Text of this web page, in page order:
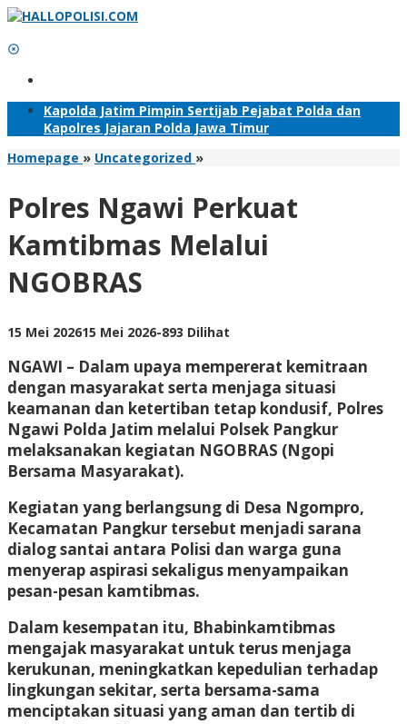
Lewati
konten
Kapolda Jatim Pimpin Sertijab Pejabat Polda dan
Kapolres Jajaran Polda Jawa Timur
Homepage » Uncategorized »Polres
Kamtibmas
NGOBRAS
Polres Ngawi Perkuat
Kamtibmas Melalui
NGOBRAS
15 Mei 202615 Mei 2026oleh
-893 Dilihat
NGAWI – Dalam upaya mempererat kemitraan
dengan masyarakat serta menjaga situasi
keamanan dan ketertiban tetap kondusif, Polres
Ngawi Polda Jatim melalui Polsek Pangkur
melaksanakan kegiatan NGOBRAS (Ngopi
Bersama Masyarakat).
Kegiatan yang berlangsung di Desa Ngompro,
Kecamatan Pangkur tersebut menjadi sarana
dialog santai antara Polisi dan warga guna
menyerap aspirasi sekaligus menyampaikan
pesan-pesan kamtibmas.
Dalam kesempatan itu, Bhabinkamtibmas
mengajak masyarakat untuk terus menjaga
kerukunan, meningkatkan kepedulian terhadap
lingkungan sekitar, serta bersama-sama
menciptakan situasi yang aman dan tertib di